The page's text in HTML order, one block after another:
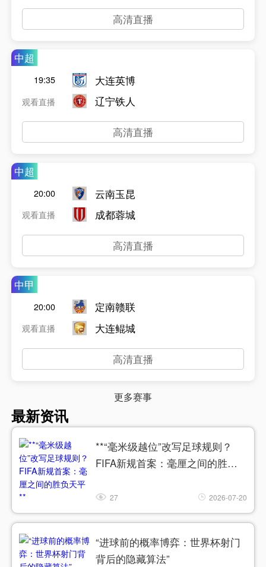
高清直播
中超
19:35
观看直播
大连英博
辽宁铁人
高清直播
中超
20:00
观看直播
云南玉昆
成都蓉城
高清直播
中甲
20:00
观看直播
定南赣联
大连鲲城
高清直播
更多赛事
最新资讯
**“毫米级越位”改写足球规则？
FIFA新规首案：毫厘之间的胜负
27 2026-07-20
“进球前的概率博弈：世界杯射门
背后的隐藏算法”